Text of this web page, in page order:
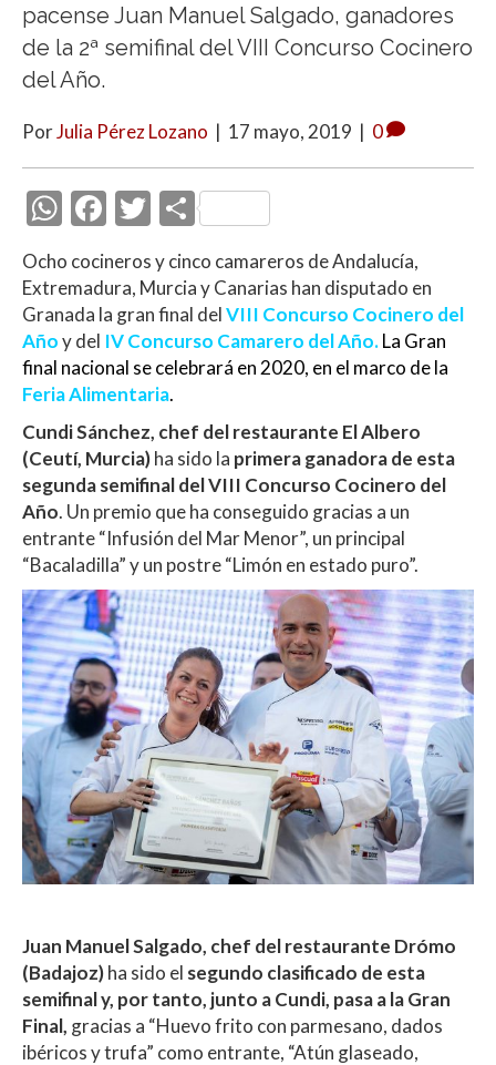
pacense Juan Manuel Salgado, ganadores
de la 2ª semifinal del VIII Concurso Cocinero
del Año.
PorJulia Pérez Lozano | 17 mayo, 2019 | 0
W
at
s
A
p
p
F
e
b
o
o
k
T
itt
er
C
m
p
ar
ti
r
Ocho cocineros y cinco camareros de Andalucía,
Extremadura, Murcia y Canarias han disputado en
Granada la gran final delVIII Concurso Cocinero del
Añoy del IV Concurso Camarero del Año.La Gran
final nacional se celebrará en 2020, en el marco de la
Feria Alimentaria.
Cundi Sánchez, chef del restaurante El Albero
(Ceutí, Murcia)ha sido la primera ganadora de esta
segunda semifinal del VIII Concurso Cocinero del
Año. Un premio que ha conseguido gracias a un
entrante “Infusión del Mar Menor”, un principal
“Bacaladilla” y un postre “Limón en estado puro”.
Juan Manuel Salgado, chef del restaurante Drómo
(Badajoz)ha sido el segundo clasificado de esta
semifinal y, por tanto, junto a Cundi, pasa a la Gran
Final, gracias a “Huevo frito con parmesano, dados
ibéricos y trufa” como entrante, “Atún glaseado,